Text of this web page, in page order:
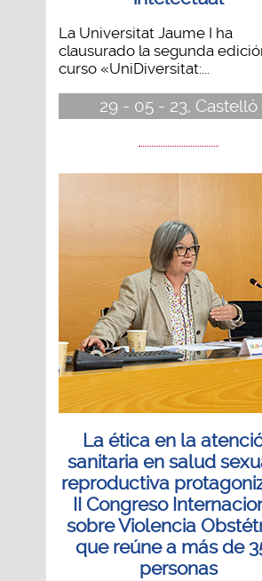
La Universitat Jaume I ha
clausurado la segunda
curso «UniDiversitat:...
29 - 05 - 23, Castelló
La ética en la
sanitaria en salud
reproductiva
II Congreso
sobre Violencia
que reúne a más de
personas